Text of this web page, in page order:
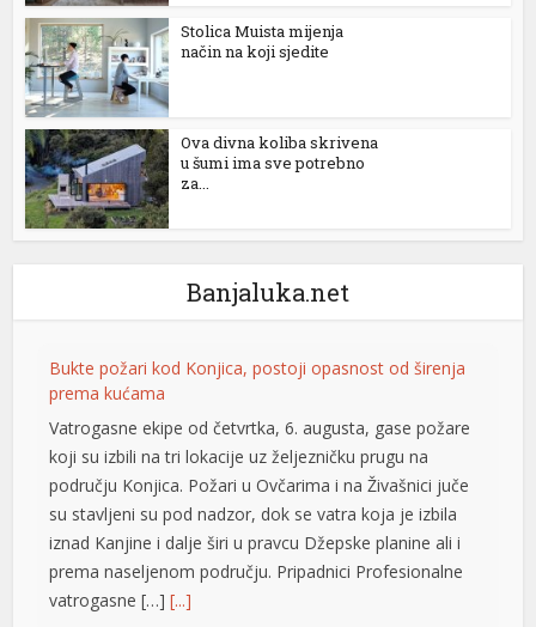
Stolica Muista mijenja
način na koji sjedite
Ova divna koliba skrivena
u šumi ima sve potrebno
za...
Banjaluka.net
Bukte požari kod Konjica, postoji opasnost od širenja
prema kućama
Vatrogasne ekipe od četvrtka, 6. augusta, gase požare
koji su izbili na tri lokacije uz željezničku prugu na
području Konjica. Požari u Ovčarima i na Živašnici juče
su stavljeni su pod nadzor, dok se vatra koja je izbila
iznad Kanjine i dalje širi u pravcu Džepske planine ali i
prema naseljenom području. Pripadnici Profesionalne
vatrogasne […][...]